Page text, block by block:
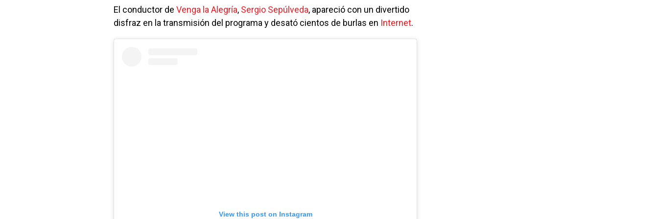
El conductor de Venga la Alegría, Sergio Sepúlveda, apareció con un divertido
disfraz en la transmisión del programa y desató cientos de burlas en Internet.
View this post on Instagram